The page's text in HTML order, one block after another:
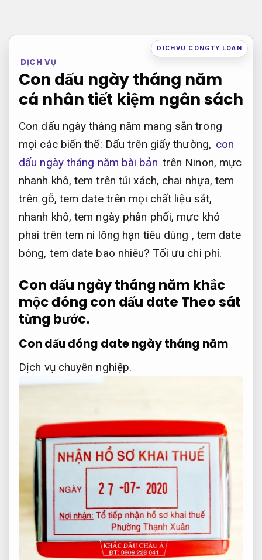
dung
DICHVU.CONGTY.LOAN
DỊCH VỤ
Con dấu ngày tháng năm
cá nhân tiết kiệm ngân sách
Con dấu ngày tháng năm mang sẵn trong
mọi các biến thể: Dấu trên giấy thường, con
dấu ngày tháng năm bài bản trên Ninon, mực
nhanh khô, tem trên túi xách, chai nhựa, tem
trên gỗ, tem date trên mọi chất liệu sắt,
nhanh khô, tem ngày phân phối, mực khó
phai trên tem ni lông hạn tiêu dùng , tem date
bóng, tem date bao nhiêu? Tối ưu chi phí.
Con dấu ngày tháng năm khắc
mộc đóng con dấu date Theo sát
từng bước.
Con dấu đóng date ngày tháng năm
Dịch vụ chuyên nghiệp.